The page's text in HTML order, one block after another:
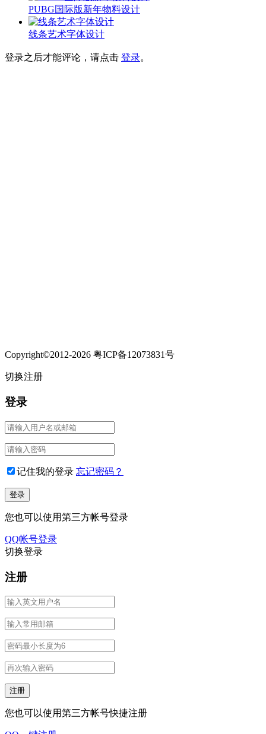
PUBG国际版新年物料设计
线条艺术字体设计
登录之后才能评论，请点击 登录。
Copyright©2012-2026 粤ICP备12073831号
切换注册
登录
记住我的登录 忘记密码？
您也可以使用第三方帐号登录
QQ帐号登录
切换登录
注册
您也可以使用第三方帐号快捷注册